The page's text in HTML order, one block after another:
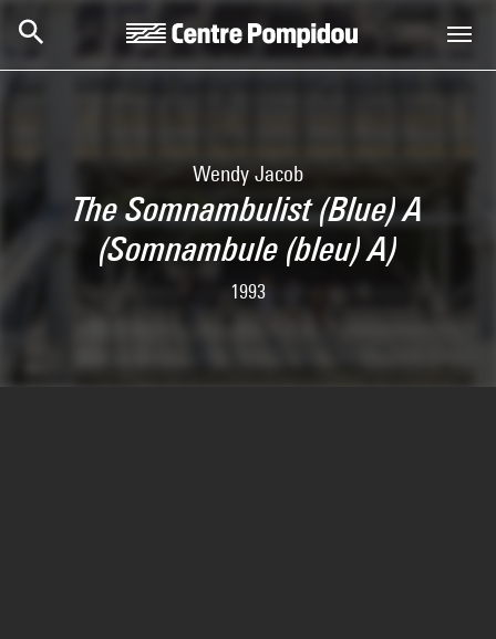
Wendy Jacob
The Somnambulist (Blue) A
(Somnambule (bleu) A)
1993